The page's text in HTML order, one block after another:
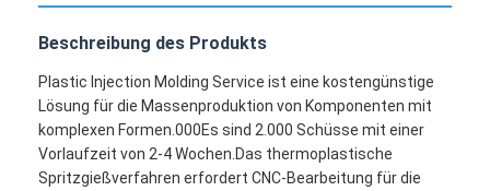
Beschreibung des Produkts
Plastic Injection Molding Service ist eine kostengünstige
Lösung für die Massenproduktion von Komponenten mit
komplexen Formen.000Es sind 2.000 Schüsse mit einer
Vorlaufzeit von 2-4 Wochen.Das thermoplastische
Spritzgießverfahren erfordert CNC-Bearbeitung für die